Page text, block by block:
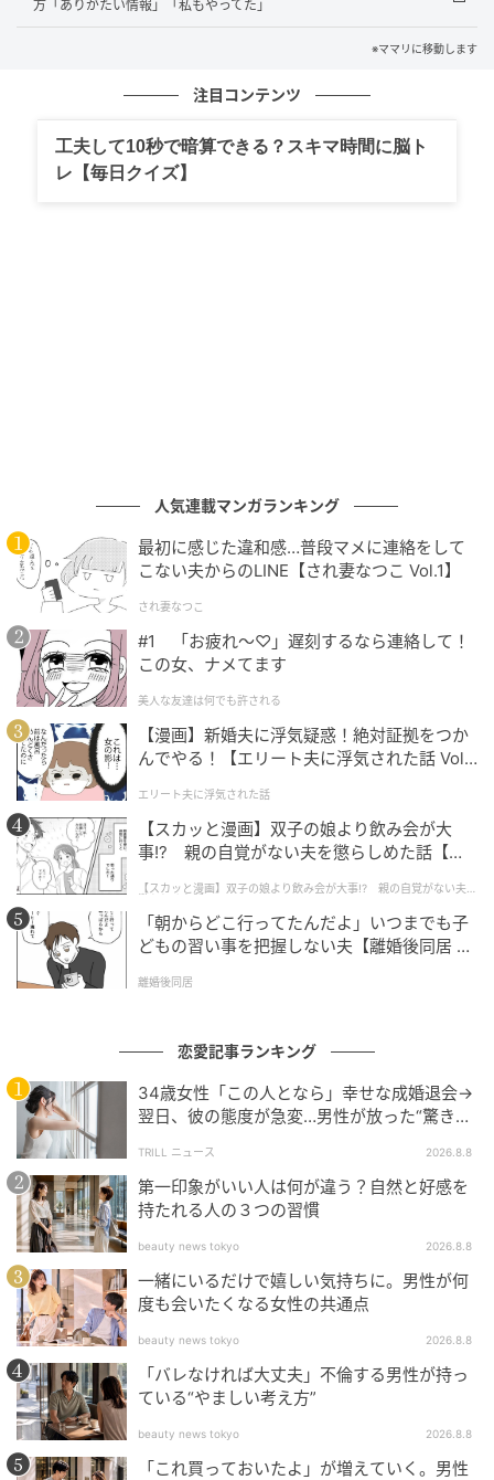
https://x.com/sukegongon0401/status/1978453278808490382
，
小児喘息を3歳で発症し、入院をしたこともあるという
ちゃんすけさん。喘息の原因にもなるブタクサを、母
によって共感する幅が広がるからなのかもしれません
ね。
娘のために行動した母、母に感謝を伝えた娘、素敵な
関係性ですね。温かな気持ちになった、素晴らしい投
稿でした。
著者：minaduki23
元記事で読む
クリエイター情報
ママリ
ママリ[mamari]は、妊活・妊娠・出産・子育ての疑
問や悩みをテーマに扱う情報サイトです。妊娠超初
期症状や出産準備の悩み、また育児にまつわるお金
や教育の疑問や心配など、プレママ・ママの今と未
の記事をもっとみる
方「ありがたい情報」「私もやってた」
※ママリに移動します
注目コンテンツ
工夫して10秒で暗算できる？スキマ時間に脳ト
レ【毎日クイズ】
人気連載マンガランキング
最初に感じた違和感…普段マメに連絡をして
こない夫からのLINE【され妻なつこ Vol.1】
され妻なつこ
#1 「お疲れ〜♡」遅刻するなら連絡して！
この女、ナメてます
美人な友達は何でも許される
【漫画】新婚夫に浮気疑惑！絶対証拠をつか
んでやる！【エリート夫に浮気された話 Vol.
エリート夫に浮気された話
【スカッと漫画】双子の娘より飲み会が大
事!? 親の自覚がない夫を懲らしめた話【第1
【スカッと漫画】双子の娘より飲み会が大事!? 親の自覚がない夫を
懲らしめた話
「朝からどこ行ってたんだよ」いつまでも子
どもの習い事を把握しない夫【離婚後同居 Vo
離婚後同居
恋愛記事ランキング
34歳女性「この人となら」幸せな成婚退会→
翌日、彼の態度が急変…男性が放った“驚きの
TRILL ニュース 2026.8.8
第一印象がいい人は何が違う？自然と好感を
持たれる人の３つの習慣
beauty news tokyo 2026.8.8
一緒にいるだけで嬉しい気持ちに。男性が何
度も会いたくなる女性の共通点
beauty news tokyo 2026.8.8
「バレなければ大丈夫」不倫する男性が持っ
ている“やましい考え方”
beauty news tokyo 2026.8.8
「これ買っておいたよ」が増えていく。男性